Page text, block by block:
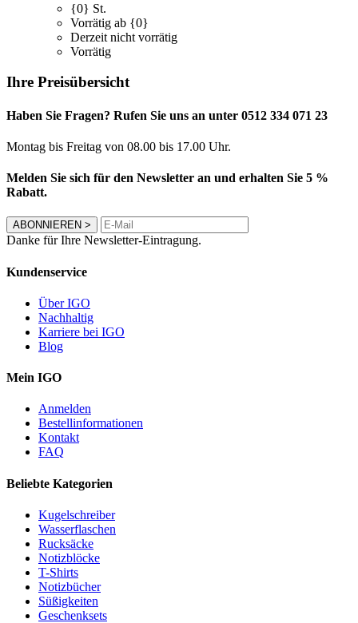
{0} St.
Vorrätig ab {0}
Derzeit nicht vorrätig
Vorrätig
Ihre Preisübersicht
Haben Sie Fragen? Rufen Sie uns an unter 0512 334 071 23
Montag bis Freitag von 08.00 bis 17.00 Uhr.
Melden Sie sich für den Newsletter an und erhalten Sie 5 %
Rabatt.
ABONNIEREN >
Danke für Ihre Newsletter-Eintragung.
Kundenservice
Über IGO
Nachhaltig
Karriere bei IGO
Blog
Mein IGO
Anmelden
Bestellinformationen
Kontakt
FAQ
Beliebte Kategorien
Kugelschreiber
Wasserflaschen
Rucksäcke
Notizblöcke
T-Shirts
Notizbücher
Süßigkeiten
Geschenksets